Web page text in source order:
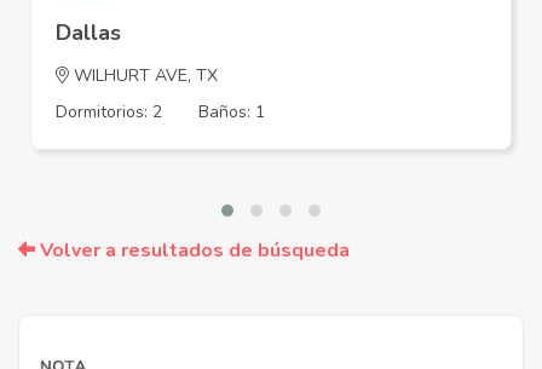
Dallas
WILHURT AVE, TX
Dormitorios: 2
Baños: 1
Volver a resultados de búsqueda